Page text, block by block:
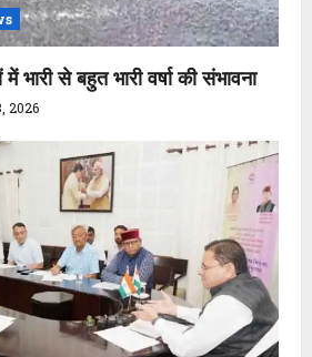
भारी से बहुत भारी वर्षा की संभावना
2026